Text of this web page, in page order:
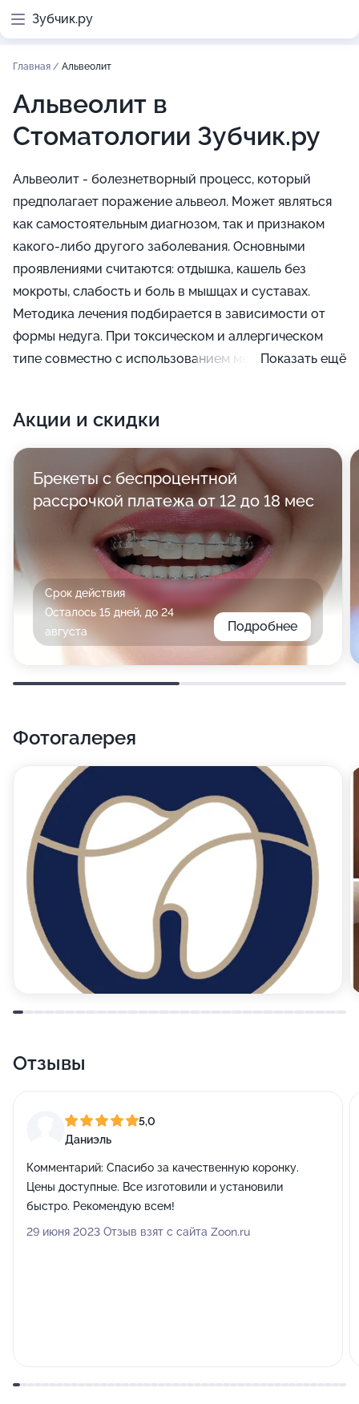
Зубчик.ру
Главная / Альвеолит
Альвеолит в
Стоматологии Зубчик.ру
Альвеолит - болезнетворный процесс, который
предполагает поражение альвеол. Может являться
как самостоятельным диагнозом, так и признаком
какого-либо другого заболевания. Основными
проявлениями считаются: отдышка, кашель без
мокроты, слабость и боль в мышцах и суставах.
Методика лечения подбирается в зависимости от
формы недуга. При токсическом и аллергическом
типе совместно с использованием медикаментозных
глюкокортикоиды.
Показать ещё
Акции и скидки
Брекеты с беспроцентной
рассрочкой платежа от 12 до 18 мес
Срок действия
Осталось 15 дней, до 24
августа
Подробнее
Фотогалерея
Отзывы
5,0
Даниэль
Комментарий: Спасибо за качественную коронку.
Цены доступные. Все изготовили и установили
быстро. Рекомендую всем!
29 июня 2023 Отзыв взят с сайта Zoon.ru